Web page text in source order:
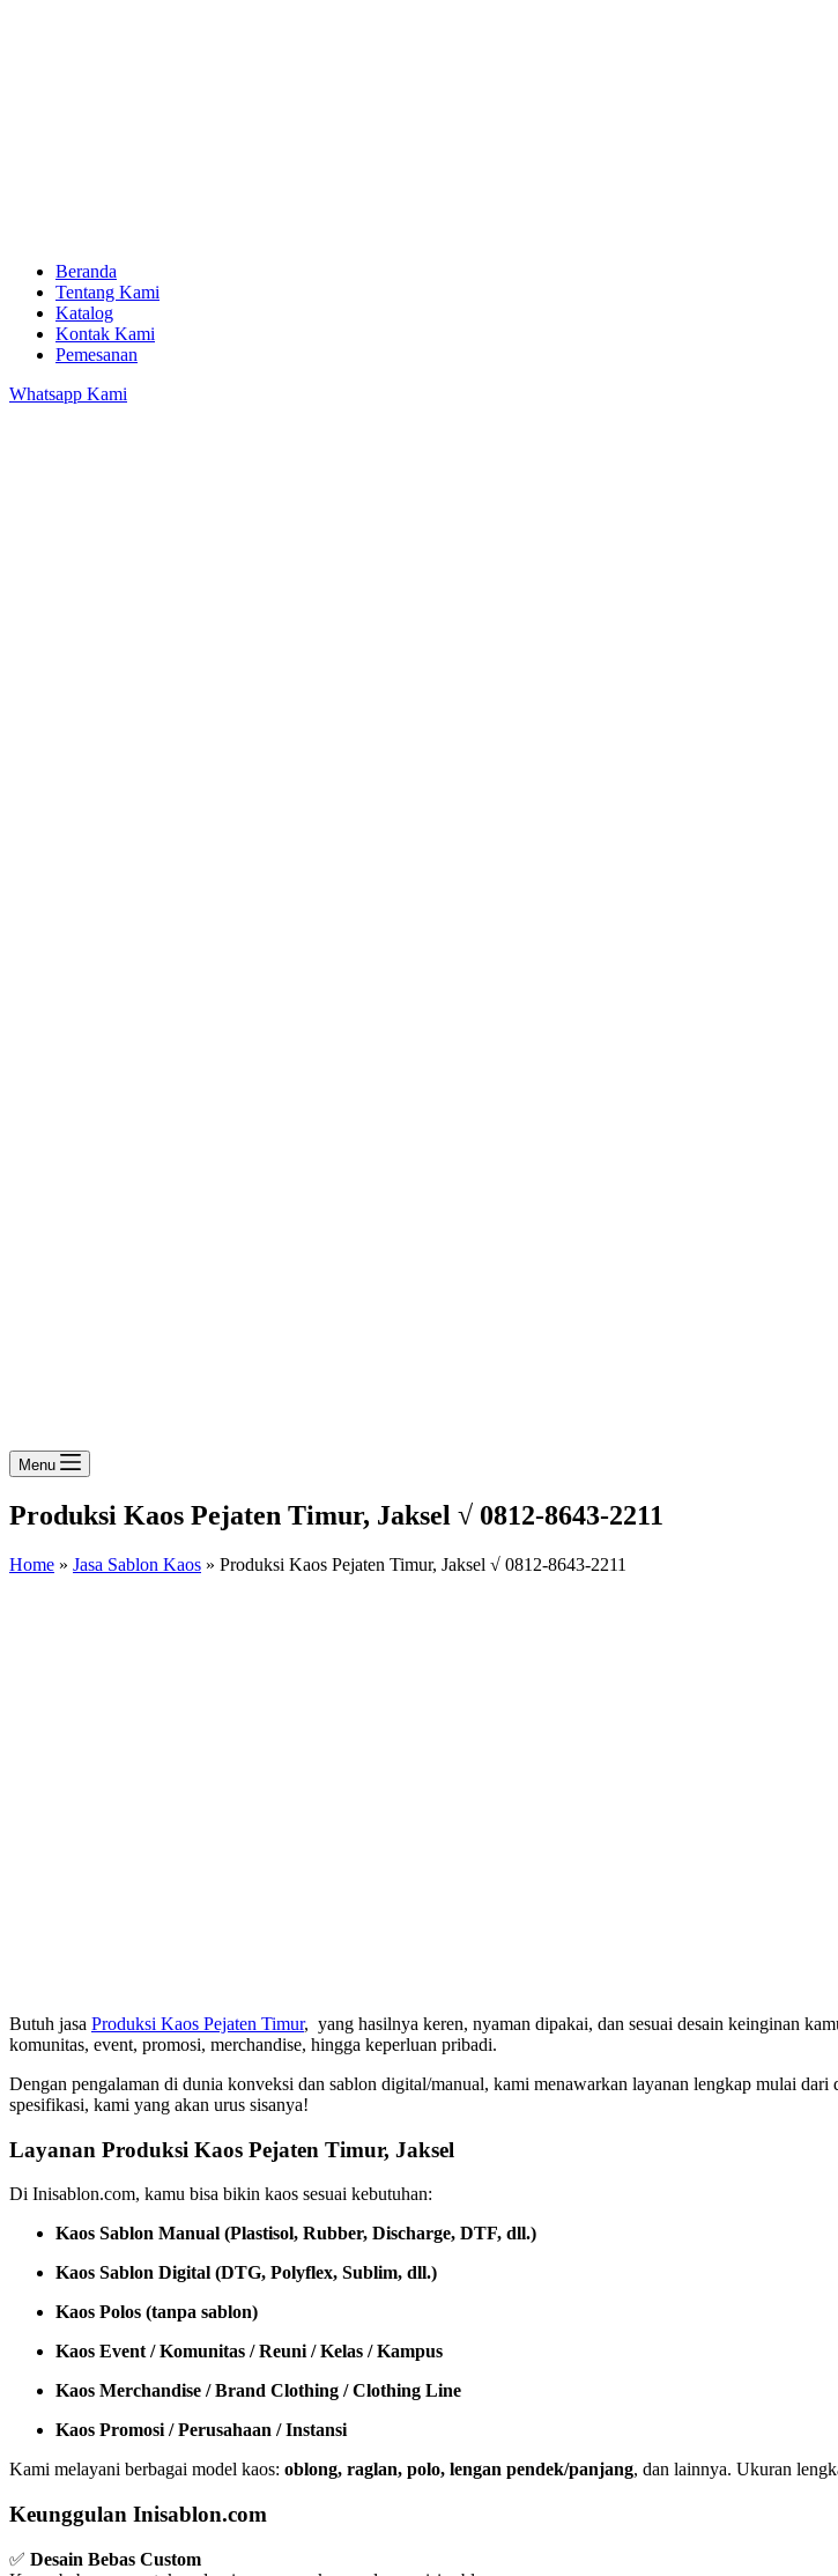
Beranda
Tentang Kami
Katalog
Kontak Kami
Pemesanan
Whatsapp Kami
Menu
Produksi Kaos Pejaten Timur, Jaksel √ 0812-8643-2211
Home » Jasa Sablon Kaos » Produksi Kaos Pejaten Timur, Jaksel √ 0812-8643-2211
Butuh jasa Produksi Kaos Pejaten Timur, yang hasilnya keren, nyaman dipakai, dan sesuai desain keinginan
komunitas, event, promosi, merchandise, hingga keperluan pribadi.
Dengan pengalaman di dunia konveksi dan sablon digital/manual, kami menawarkan layanan lengkap mulai
spesifikasi, kami yang akan urus sisanya!
Layanan Produksi Kaos Pejaten Timur, Jaksel
Di Inisablon.com, kamu bisa bikin kaos sesuai kebutuhan:
Kaos Sablon Manual (Plastisol, Rubber, Discharge, DTF, dll.)
Kaos Sablon Digital (DTG, Polyflex, Sublim, dll.)
Kaos Polos (tanpa sablon)
Kaos Event / Komunitas / Reuni / Kelas / Kampus
Kaos Merchandise / Brand Clothing / Clothing Line
Kaos Promosi / Perusahaan / Instansi
Kami melayani berbagai model kaos: oblong, raglan, polo, lengan pendek/panjang, dan lainnya. Ukuran
Keunggulan Inisablon.com
✅ Desain Bebas Custom